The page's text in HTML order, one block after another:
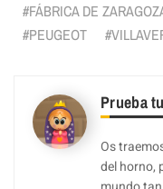
FÁBRICA DE
PEUGEOT
Prueba
Os
del horno,